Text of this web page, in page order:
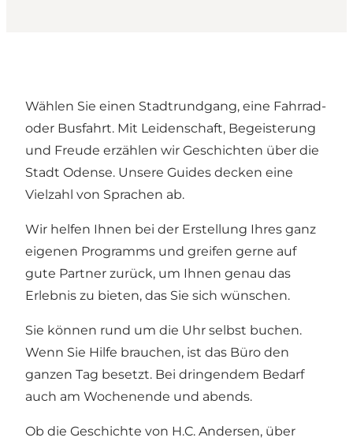
Wählen Sie einen Stadtrundgang, eine Fahrrad-
oder Busfahrt. Mit Leidenschaft, Begeisterung
und Freude erzählen wir Geschichten über die
Stadt Odense. Unsere Guides decken eine
Vielzahl von Sprachen ab.
Wir helfen Ihnen bei der Erstellung Ihres ganz
eigenen Programms und greifen gerne auf
gute Partner zurück, um Ihnen genau das
Erlebnis zu bieten, das Sie sich wünschen.
Sie können rund um die Uhr selbst buchen.
Wenn Sie Hilfe brauchen, ist das Büro den
ganzen Tag besetzt. Bei dringendem Bedarf
auch am Wochenende und abends.
Ob die Geschichte von H.C. Andersen, über